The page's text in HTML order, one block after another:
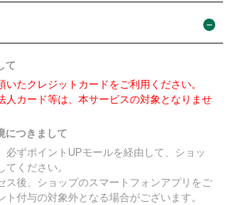
て
いたクレジットカードをご利用ください。
人カード等は、本サービスの対象となりませ
につきまして
必ずポイントUPモールを経由して、ショッ
ください。
ス後、ショップのスマートフォンアプリをご
ト付与の対象外となる場合がございます。